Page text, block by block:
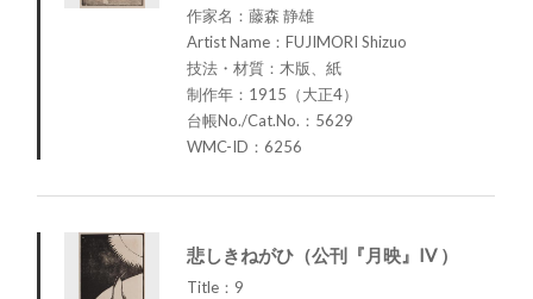
作家名：藤森 静雄
Artist Name：FUJIMORI Shizuo
技法・材質：木版、紙
制作年：1915（大正4）
台帳No./Cat.No.：5629
WMC-ID：6256
悲しきねがひ（公刊『月映』IV ）
Title：9